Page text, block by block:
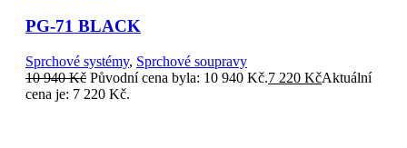
PG-71 BLACK
Sprchové systémy, Sprchové soupravy
10 940Kč Původní cena byla: 10 940 Kč.7 220 KčAktuální
cena je: 7 220 Kč.